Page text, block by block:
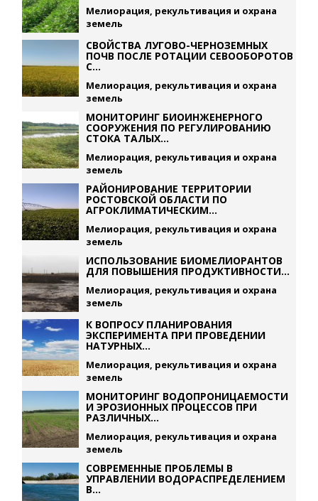
Мелиорация, рекультивация и охрана
земель
СВОЙСТВА ЛУГОВО-ЧЕРНОЗЕМНЫХ
ПОЧВ ПОСЛЕ РОТАЦИИ СЕВООБОРОТОВ
С...
Мелиорация, рекультивация и охрана
земель
МОНИТОРИНГ БИОИНЖЕНЕРНОГО
СООРУЖЕНИЯ ПО РЕГУЛИРОВАНИЮ
СТОКА ТАЛЫХ...
Мелиорация, рекультивация и охрана
земель
РАЙОНИРОВАНИЕ ТЕРРИТОРИИ
РОСТОВСКОЙ ОБЛАСТИ ПО
АГРОКЛИМАТИЧЕСКИМ...
Мелиорация, рекультивация и охрана
земель
ИСПОЛЬЗОВАНИЕ БИОМЕЛИОРАНТОВ
ДЛЯ ПОВЫШЕНИЯ ПРОДУКТИВНОСТИ...
Мелиорация, рекультивация и охрана
земель
К ВОПРОСУ ПЛАНИРОВАНИЯ
ЭКСПЕРИМЕНТА ПРИ ПРОВЕДЕНИИ
НАТУРНЫХ...
Мелиорация, рекультивация и охрана
земель
МОНИТОРИНГ ВОДОПРОНИЦАЕМОСТИ
И ЭРОЗИОННЫХ ПРОЦЕССОВ ПРИ
РАЗЛИЧНЫХ...
Мелиорация, рекультивация и охрана
земель
СОВРЕМЕННЫЕ ПРОБЛЕМЫ В
УПРАВЛЕНИИ ВОДОРАСПРЕДЕЛЕНИЕМ
В...